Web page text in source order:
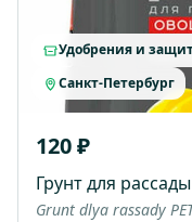
Удобрения и
Санкт-Петербург
120 ₽
Грунт для рассады
Grunt dlya rassady